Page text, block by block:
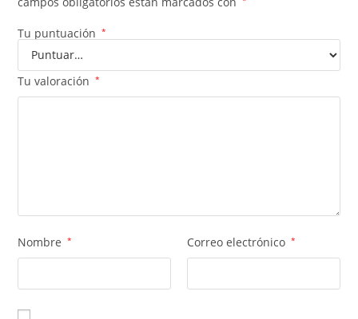
Tu puntuación *
Tu valoración *
Nombre * Correo electrónico *